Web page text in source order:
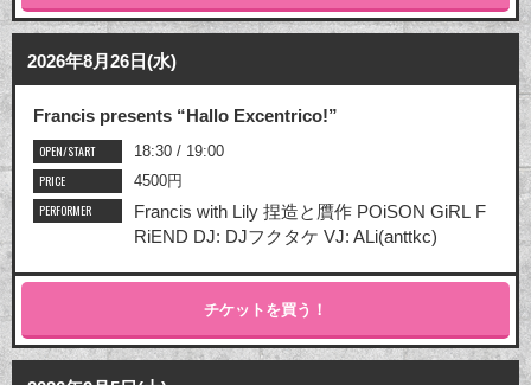
2026年8月26日(水)
Francis presents “Hallo Excentrico!”
OPEN/START
18:30 / 19:00
PRICE
4500円
PERFORMER
Francis with Lily 捏造と贋作 POiSON GiRL F
RiEND DJ: DJフクタケ VJ: ALi(anttkc)
チケットを買う！